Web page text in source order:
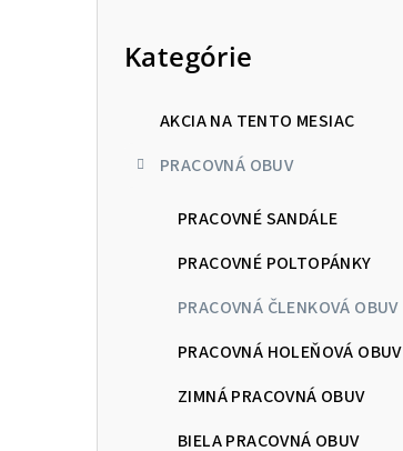
Kategórie
AKCIA NA TENTO MESIAC
PRACOVNÁ OBUV
PRACOVNÉ SANDÁLE
PRACOVNÉ POLTOPÁNKY
PRACOVNÁ ČLENKOVÁ OBUV
PRACOVNÁ HOLEŇOVÁ OBUV
ZIMNÁ PRACOVNÁ OBUV
BIELA PRACOVNÁ OBUV